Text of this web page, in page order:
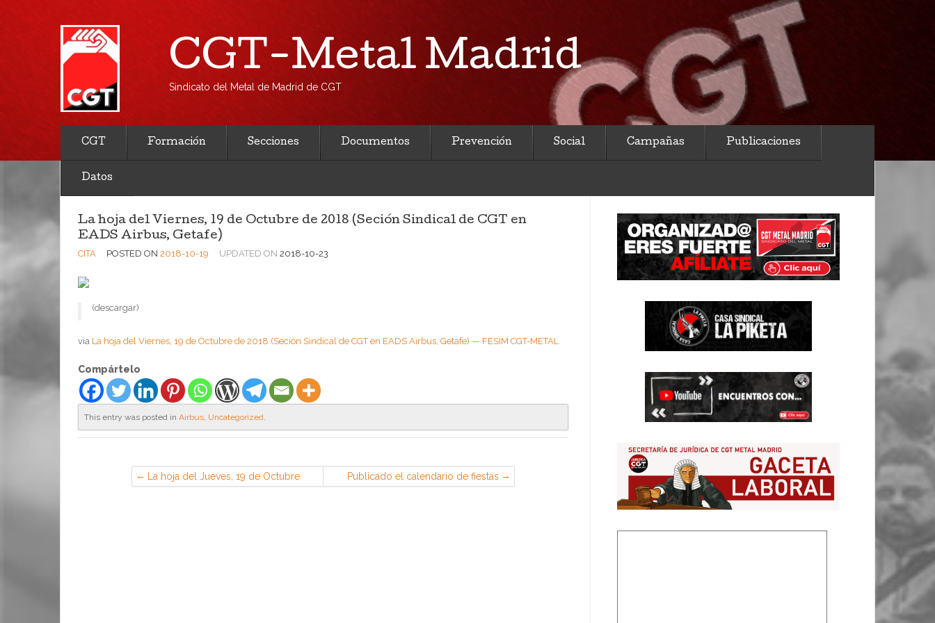
CGT-Metal Madrid
Sindicato del Metal de Madrid de CGT
CGT Formación Secciones Documentos Prevención Social Campañas Publicaciones
Datos
La hoja del Viernes, 19 de Octubre de 2018 (Seción Sindical de CGT en
EADS Airbus, Getafe)
CITA POSTED ON 2018-10-19 UPDATED ON 2018-10-23
(descargar)
via La hoja del Viernes, 19 de Octubre de 2018 (Seción Sindical de CGT en EADS Airbus, Getafe) — FESIM CGT-METAL
Compártelo
This entry was posted in Airbus, Uncategorized.
La hoja del Jueves, 19 de Octubre
(Sección Sindical de CGT en PSA,
Publicado el calendario de fiestas
laborales para 2019